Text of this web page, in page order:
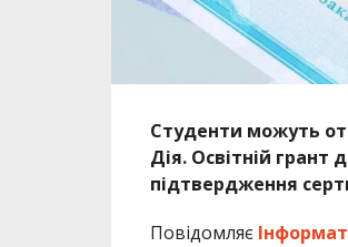
Студенти можуть
Дія. Освітній грант
підтвердження
Повідомляє